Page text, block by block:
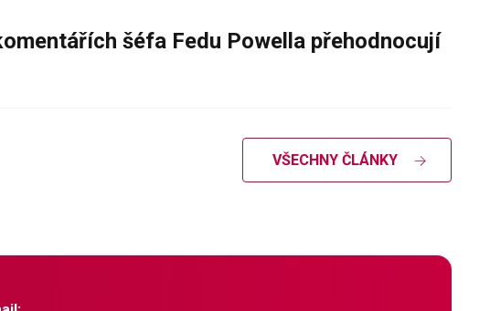
šéfa Fedu Powella přehodnocují
VŠECHNY ČLÁNKY